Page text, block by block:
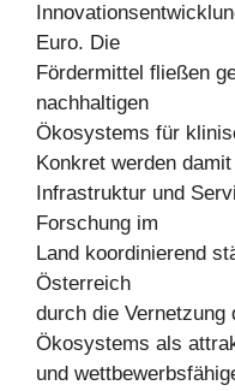
Euro. Die
Fördermittel fließen
nachhaltigen
Ökosystems für
Konkret werden damit
Infrastruktur und
Forschung im
Land koordinierend
Österreich
durch die Vernetzung
Ökosystems als
und